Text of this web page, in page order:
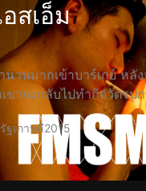
อสเอ็ม
นวนมากเข้าบาร์เกย์ หลั
ขาจะกลับไปทำกิจวัตรป
ฐเกาหลี2015